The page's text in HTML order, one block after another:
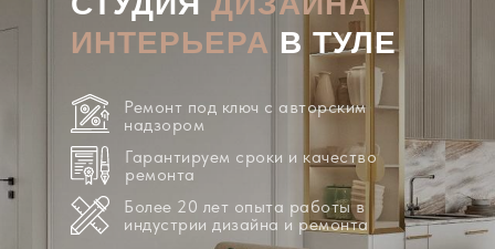
ИНТЕРЬЕРА В ТУЛЕ
Ремонт под ключ с авторским
надзором
Гарантируем сроки и качество
ремонта
Более 20 лет опыта работы в
индустрии дизайна и ремонта